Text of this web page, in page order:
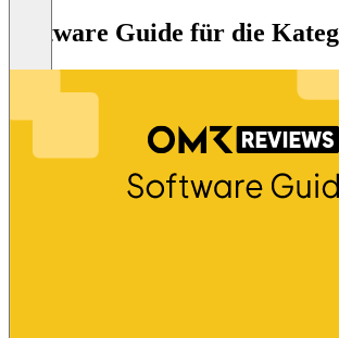
Software Guide für die